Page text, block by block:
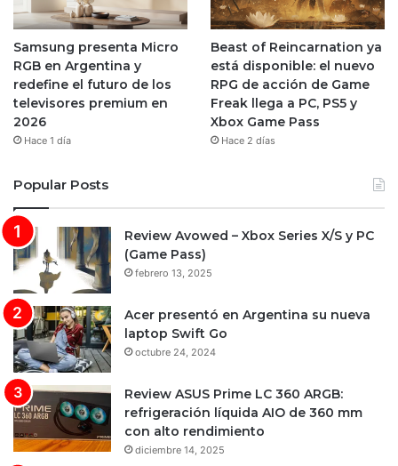
Samsung presenta Micro
RGB en Argentina y
redefine el futuro de los
televisores premium en
2026
Hace 1 día
Beast of Reincarnation ya
está disponible: el nuevo
RPG de acción de Game
Freak llega a PC, PS5 y
Xbox Game Pass
Hace 2 días
Popular Posts
Review Avowed – Xbox Series X/S y PC
(Game Pass)
febrero 13, 2025
Acer presentó en Argentina su nueva
laptop Swift Go
octubre 24, 2024
Review ASUS Prime LC 360 ARGB:
refrigeración líquida AIO de 360 mm
con alto rendimiento
diciembre 14, 2025